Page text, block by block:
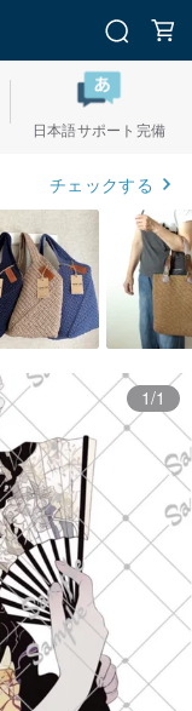
日本語サポート完備
チェックする
1/1